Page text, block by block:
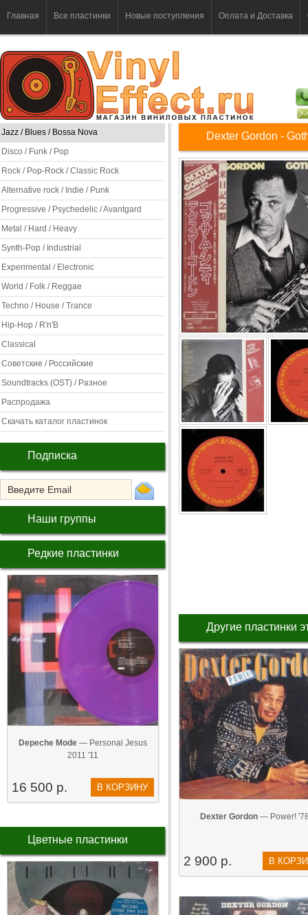
Главная Все пластинки Новые поступления Оплата и Доставка
Jazz / Blues / Bossa Nova
Disco / Funk / Pop
Rock / Pop-Rock / Classic Rock
Alternative rock / Indie / Punk
Progressive / Psychedelic / Avantgard
Metal / Hard / Heavy
Synth-Pop / Industrial
Experimental / Electronic
World / Folk / Reggae
Techno / House / Trance
Hip-Hop / R'n'B
Classical
Советские / Российские
Soundtracks (OST) / Разное
Распродажа
Скачать каталог пластинок
Подписка
Наши группы
Редкие пластинки
Depeche Mode — Personal Jesus
2011 '11
16 500 р. В КОРЗИНУ
Цветные пластинки
Dexter Gordon -
Другие пластинки
Dexter Gordon — Power!
2 900 р. В